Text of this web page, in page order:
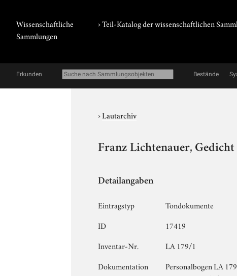
Wissenschaftliche
Sammlungen
› Teil-Katalog der wissenschaftlichen
Erkunden Bestände
›Lautarchiv
Franz Lichtenauer,
Detailangaben
Eintragstyp
Tondokumente
ID
17419
Inventar-Nr.
LA 179/1
Dokumentation
Personalbogen LA